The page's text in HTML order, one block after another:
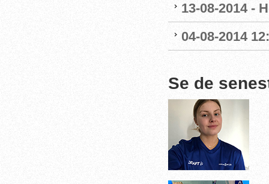
13-08-2014 -
04-08-2014
Se de